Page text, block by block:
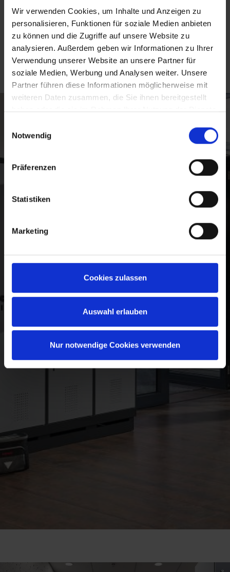
Wir verwenden Cookies, um Inhalte und Anzeigen zu
personalisieren, Funktionen für soziale Medien anbieten
zu können und die Zugriffe auf unsere Website zu
analysieren. Außerdem geben wir Informationen zu Ihrer
Verwendung unserer Website an unsere Partner für
soziale Medien, Werbung und Analysen weiter. Unsere
Partner führen diese Informationen möglicherweise mit
weiteren Daten zusammen, die Sie ihnen bereitgestellt
haben oder die sie im Rahmen Ihrer Nutzung der Dienste
Notwendig
Präferenzen
Statistiken
Marketing
Cookies zulassen
Auswahl erlauben
Nur notwendige Cookies verwenden
A partir de 699,00 €*
Détails